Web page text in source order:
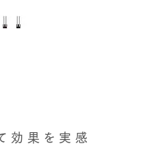
効果を実感